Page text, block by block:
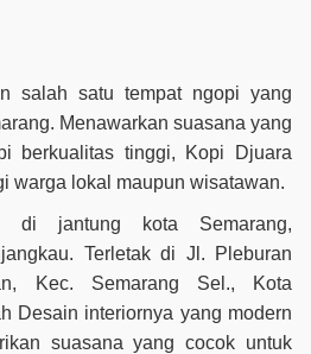
salah satu tempat ngopi yang
Menawarkan suasana yang
berkualitas tinggi, Kopi Djuara
warga lokal maupun wisatawan.
di jantung kota Semarang,
Terletak di Jl. Pleburan
Kec. Semarang Sel., Kota
Desain interiornya yang modern
suasana yang cocok untuk